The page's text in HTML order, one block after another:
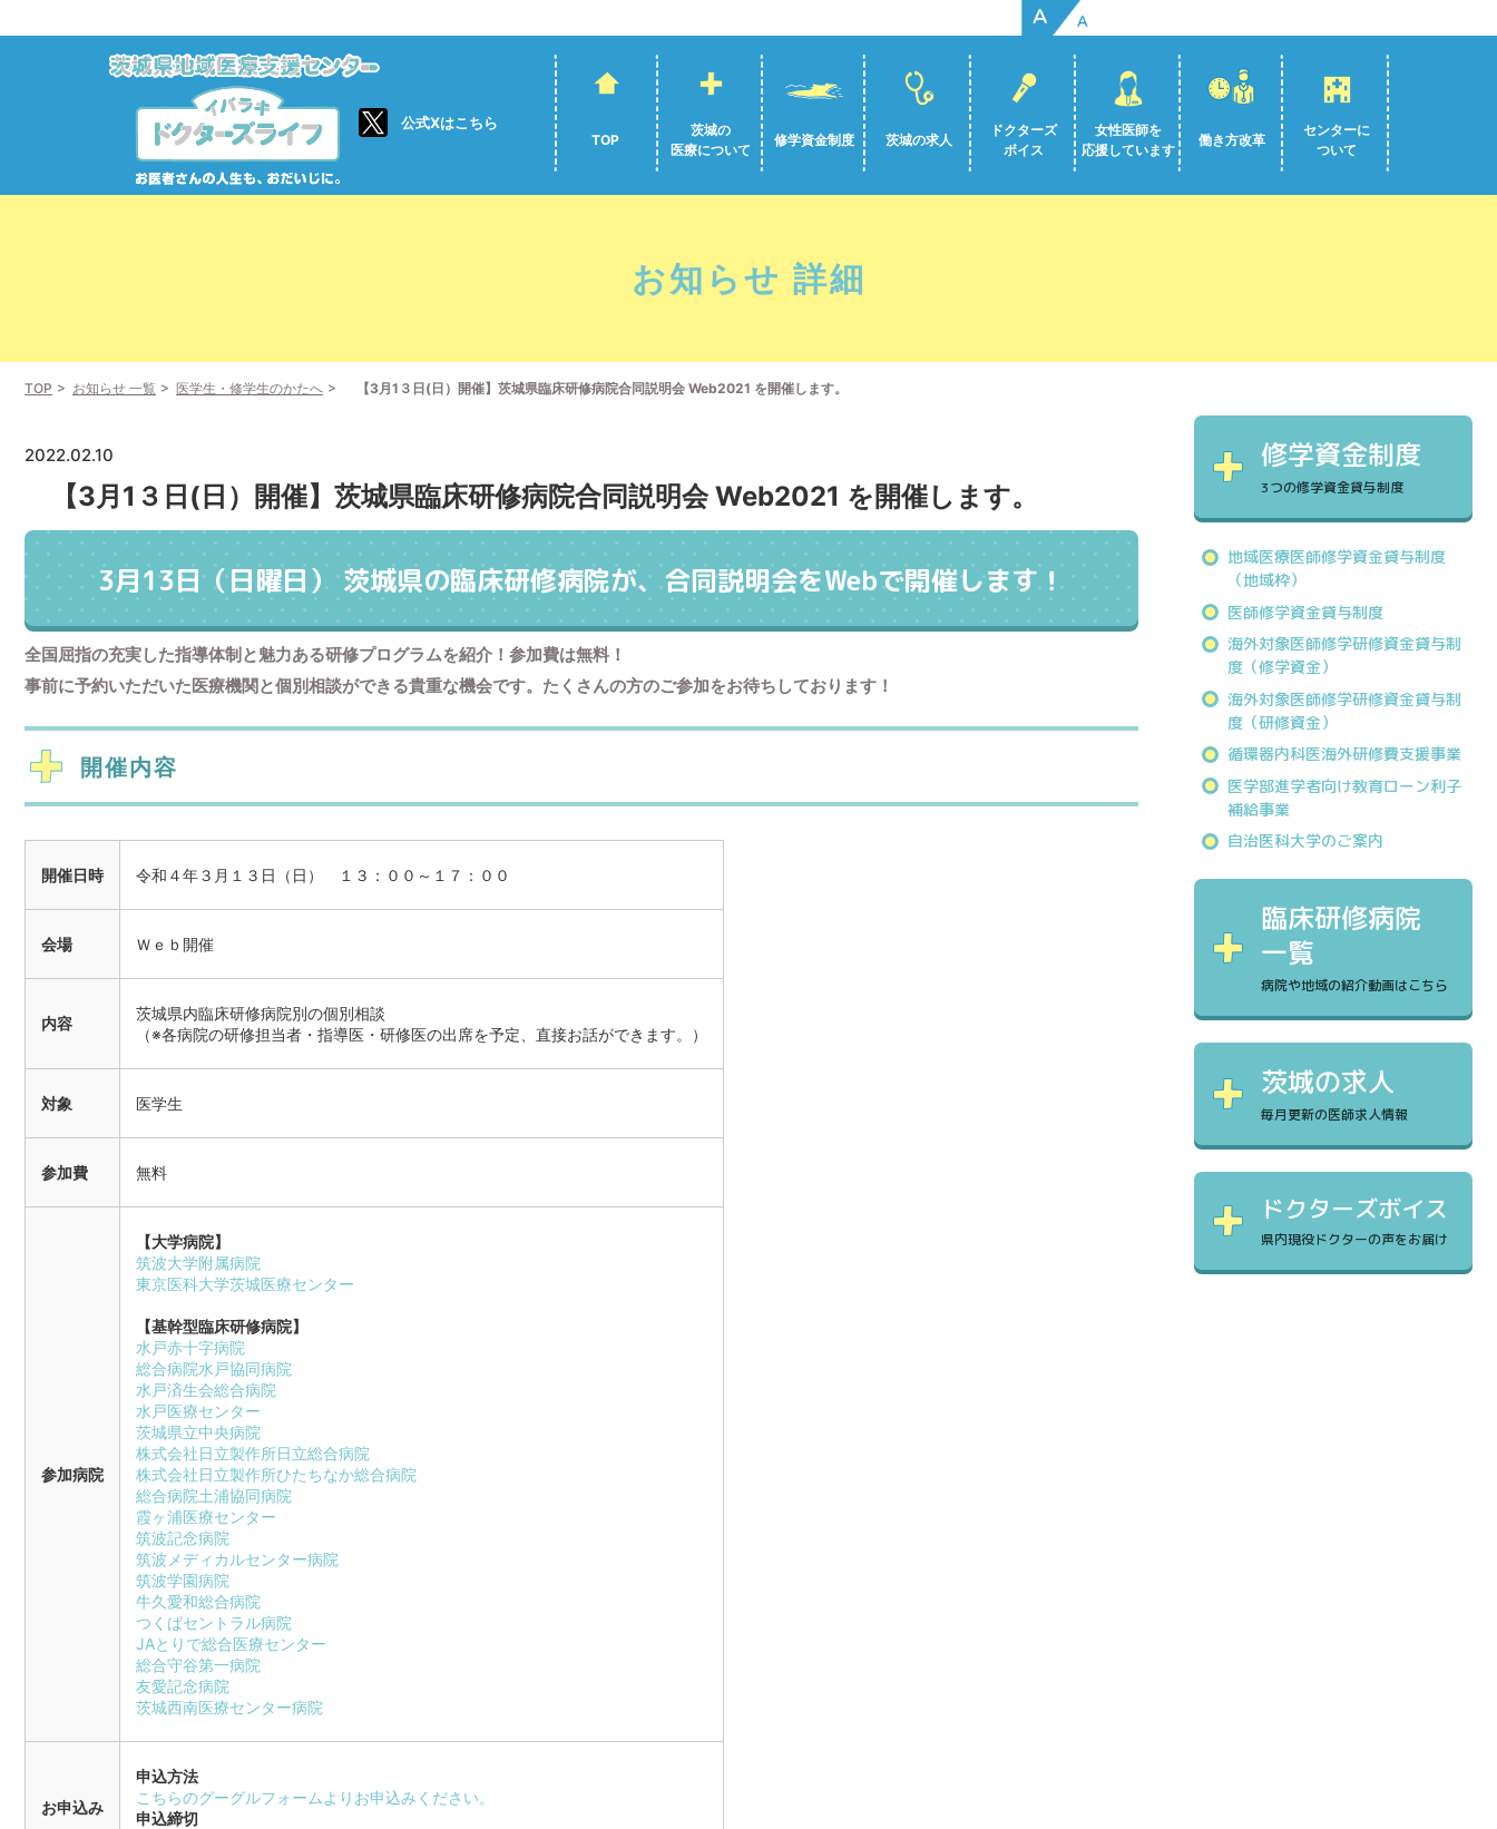
公式Xはこちら
A A
TOP
茨城の
医療について
修学資金制度 茨城の求人
ドクターズ
ボイス
女性医師を
応援しています
働き方改革
センターに
ついて
お知らせ 詳細
TOP お知らせ 一覧 医学生・修学生のかたへ 【3月1３日(日）開催】茨城県臨床研修病院合同説明会 Web2021 を開催します。
2022.02.10
【3月1３日(日）開催】茨城県臨床研修病院合同説明会 Web2021 を開催します。
3月13日（日曜日） 茨城県の臨床研修病院が、合同説明会をWebで開催します！
全国屈指の充実した指導体制と魅力ある研修プログラムを紹介！参加費は無料！
事前に予約いただいた医療機関と個別相談ができる貴重な機会です。たくさんの方のご参加をお待ちしております！
開催内容
開催日時 令和４年３月１３日（日） １３：００～１７：００
会場 Ｗｅｂ開催
内容
茨城県内臨床研修病院別の個別相談
（※各病院の研修担当者・指導医・研修医の出席を予定、直接お話ができます。）
対象 医学生
参加費 無料
参加病院
【大学病院】
筑波大学附属病院
東京医科大学茨城医療センター
【基幹型臨床研修病院】
水戸赤十字病院
総合病院水戸協同病院
水戸済生会総合病院
水戸医療センター
茨城県立中央病院
株式会社日立製作所日立総合病院
株式会社日立製作所ひたちなか総合病院
総合病院土浦協同病院
霞ヶ浦医療センター
筑波記念病院
筑波メディカルセンター病院
筑波学園病院
牛久愛和総合病院
つくばセントラル病院
JAとりで総合医療センター
総合守谷第一病院
友愛記念病院
茨城西南医療センター病院
お申込み
申込方法
こちらのグーグルフォームよりお申込みください。
申込締切
修学資金制度
3つの修学資金貸与制度
地域医療医師修学資金貸与制度
（地域枠）
医師修学資金貸与制度
海外対象医師修学研修資金貸与制
度（修学資金）
海外対象医師修学研修資金貸与制
度（研修資金）
循環器内科医海外研修費支援事業
医学部進学者向け教育ローン利子
補給事業
自治医科大学のご案内
臨床研修病院
一覧
病院や地域の紹介動画はこちら
茨城の求人
毎月更新の医師求人情報
ドクターズボイス
県内現役ドクターの声をお届け